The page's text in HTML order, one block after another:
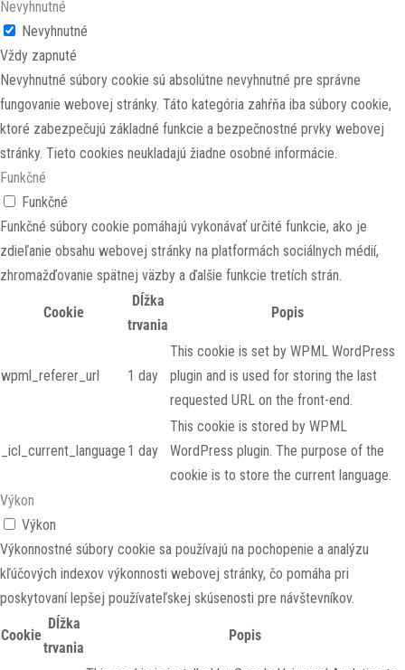
Nevyhnutné
Nevyhnutné
Vždy zapnuté
Nevyhnutné súbory cookie sú absolútne nevyhnutné pre správne
fungovanie webovej stránky. Táto kategória zahŕňa iba súbory cookie,
ktoré zabezpečujú základné funkcie a bezpečnostné prvky webovej
stránky. Tieto cookies neukladajú žiadne osobné informácie.
Funkčné
Funkčné
Funkčné súbory cookie pomáhajú vykonávať určité funkcie, ako je
zdieľanie obsahu webovej stránky na platformách sociálnych médií,
zhromažďovanie spätnej väzby a ďalšie funkcie tretích strán.
Cookie
Dĺžka
trvania
Popis
wpml_referer_url 1 day
This cookie is set by WPML WordPress
plugin and is used for storing the last
requested URL on the front-end.
_icl_current_language 1 day
This cookie is stored by WPML
WordPress plugin. The purpose of the
cookie is to store the current language.
Výkon
Výkon
Výkonnostné súbory cookie sa používajú na pochopenie a analýzu
kľúčových indexov výkonnosti webovej stránky, čo pomáha pri
poskytovaní lepšej používateľskej skúsenosti pre návštevníkov.
Cookie
Dĺžka
trvania
Popis